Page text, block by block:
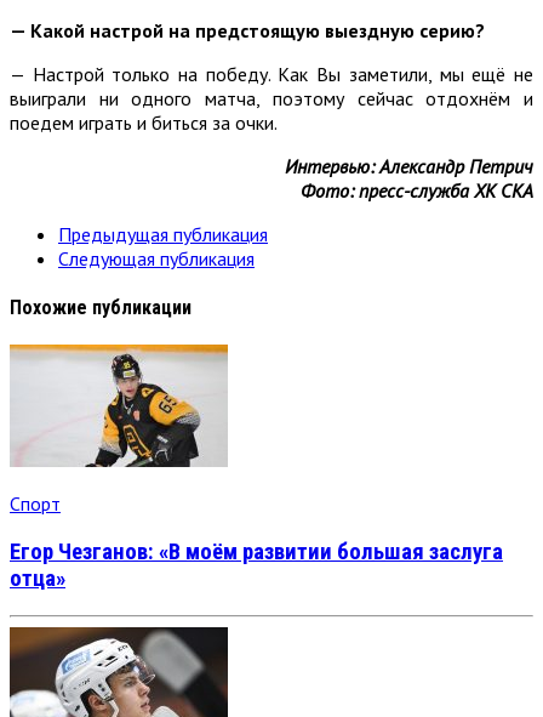
— Какой настрой на предстоящую выездную серию?
— Настрой только на победу. Как Вы заметили, мы ещё не
выиграли ни одного матча, поэтому сейчас отдохнём и
поедем играть и биться за очки.
Интервью: Александр Петрич
Фото: пресс-служба ХК СКА
Предыдущая публикация
Следующая публикация
Похожие публикации
Спорт
Егор Чезганов: «В моём развитии большая заслуга
отца»